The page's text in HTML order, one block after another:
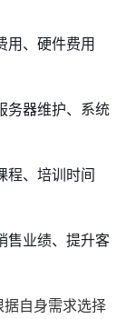
用、硬件费用
务器维护、系统
程、培训时间
售业绩、提升客
自身需求选择